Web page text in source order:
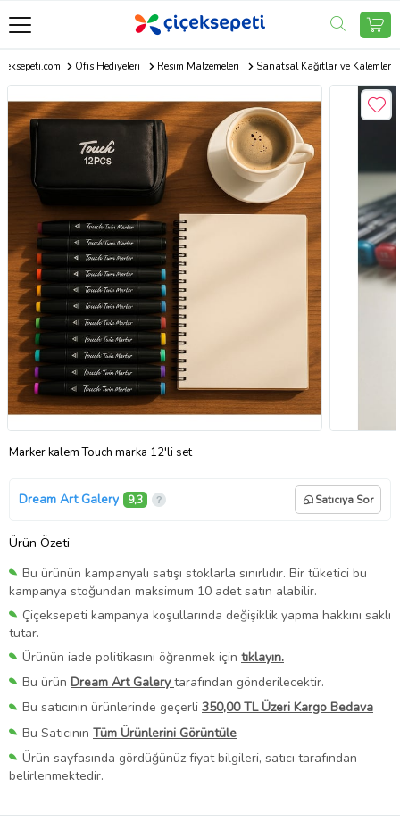
Ofis Hediyeleri Resim Malzemeleri Sanatsal Kağıtlar ve Kalemler
Marker kalem Touch marka 12'li set
Dream Art Galery 9,3 Satıcıya Sor
Ürün Özeti
Bu ürünün kampanyalı satışı stoklarla sınırlıdır. Bir tüketici bu
kampanya stoğundan maksimum 10 adet satın alabilir.
Çiçeksepeti kampanya koşullarında değişiklik yapma hakkını saklı
tutar.
Ürünün iade politikasını öğrenmek için tıklayın.
Bu ürün Dream Art Galerytarafından gönderilecektir.
Bu satıcının ürünlerinde geçerli 350,00 TL Üzeri Kargo Bedava
Bu Satıcının Tüm Ürünlerini Görüntüle
Ürün sayfasında gördüğünüz fiyat bilgileri, satıcı tarafından
belirlenmektedir.